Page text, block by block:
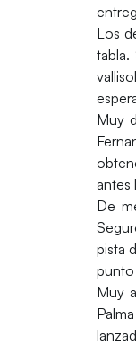
Los
Muy
antes
De
pista
punto
Muy